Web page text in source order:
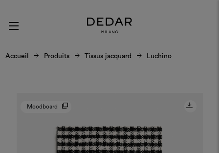
Accueil Produits Tissus jacquard Luchino
Moodboard